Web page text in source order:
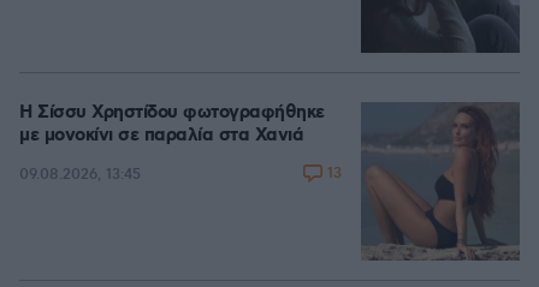
Η Σίσσυ Χρηστίδου φωτογραφήθηκε
με μονοκίνι σε παραλία στα Χανιά
09.08.2026, 13:45 13